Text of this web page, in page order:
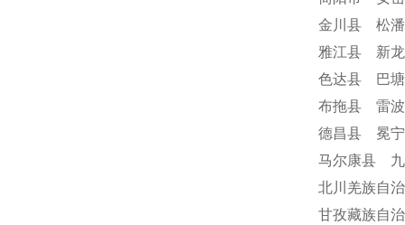
金川县 松
雅江县 新
色达县 巴
布拖县 雷
德昌县 冕
马尔康县
北川羌族自
甘孜藏族自